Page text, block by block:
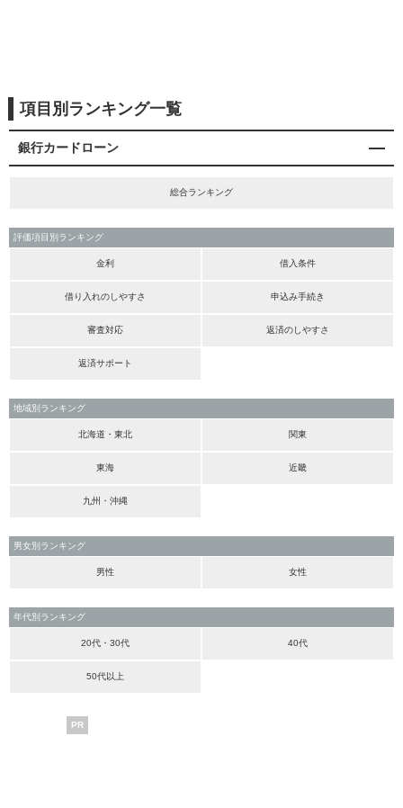
項目別ランキング一覧
銀行カードローン
総合ランキング
評価項目別ランキング
金利 借入条件
借り入れのしやすさ 申込み手続き
審査対応 返済のしやすさ
返済サポート
地域別ランキング
北海道・東北 関東
東海 近畿
九州・沖縄
男女別ランキング
男性 女性
年代別ランキング
20代・30代 40代
50代以上
PR